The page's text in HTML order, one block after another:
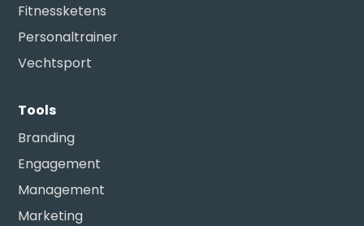
Fitnessketens
Personaltrainer
Vechtsport
Tools
Branding
Engagement
Management
Marketing